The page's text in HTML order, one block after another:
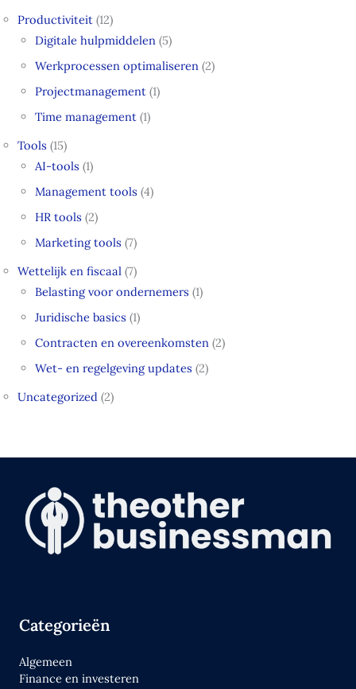
Productiviteit (12)
Digitale hulpmiddelen (5)
Werkprocessen optimaliseren (2)
Projectmanagement (1)
Time management (1)
Tools (15)
AI-tools (1)
Management tools (4)
HR tools (2)
Marketing tools (7)
Wettelijk en fiscaal (7)
Belasting voor ondernemers (1)
Juridische basics (1)
Contracten en overeenkomsten (2)
Wet- en regelgeving updates (2)
Uncategorized (2)
Categorieën
Algemeen
Finance en investeren